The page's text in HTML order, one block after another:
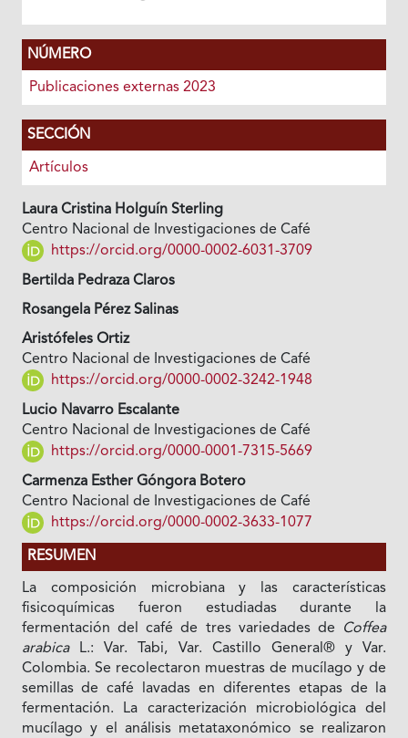
NÚMERO
Publicaciones externas 2023
SECCIÓN
Artículos
Laura Cristina Holguín Sterling
Centro Nacional de Investigaciones de Café
https://orcid.org/0000-0002-6031-3709
Bertilda Pedraza Claros
Rosangela Pérez Salinas
Aristófeles Ortiz
Centro Nacional de Investigaciones de Café
https://orcid.org/0000-0002-3242-1948
Lucio Navarro Escalante
Centro Nacional de Investigaciones de Café
https://orcid.org/0000-0001-7315-5669
Carmenza Esther Góngora Botero
Centro Nacional de Investigaciones de Café
https://orcid.org/0000-0002-3633-1077
RESUMEN
La composición microbiana y las características
fisicoquímicas fueron estudiadas durante la
fermentación del café de tres variedades de Coffea
arabicaL.: Var. Tabi, Var. Castillo General® y Var.
Colombia. Se recolectaron muestras de mucílago y de
semillas de café lavadas en diferentes etapas de la
fermentación. La caracterización microbiológica del
mucílago y el análisis metataxonómico se realizaron